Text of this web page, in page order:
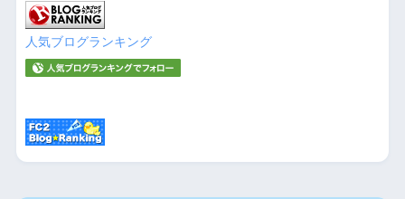
人気ブログランキング